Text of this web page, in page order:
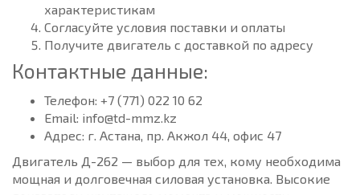
характеристикам
Согласуйте условия поставки и оплаты
Получите двигатель с доставкой по адресу
Контактные данные:
Телефон: +7 (771) 022 10 62
Email: info@td-mmz.kz
Адрес: г. Астана, пр. Акжол 44, офис 47
Двигатель Д-262 — выбор для тех, кому необходима
мощная и долговечная силовая установка. Высокие